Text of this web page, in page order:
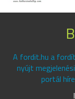
A fordit.hu a
nyújt
portál